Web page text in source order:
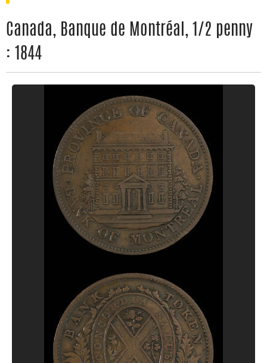
Canada, Banque de Montréal, 1/2 penny
: 1844